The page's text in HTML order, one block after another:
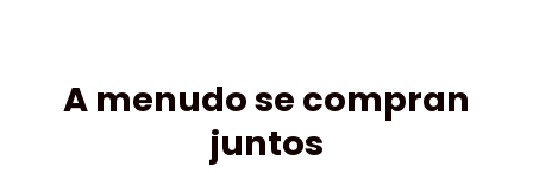
A menudo se compran
juntos